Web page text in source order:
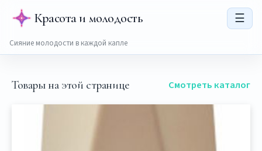
Красота и молодость ☰
Сияние молодости в каждой капле
Товары на этой странице Смотреть каталог